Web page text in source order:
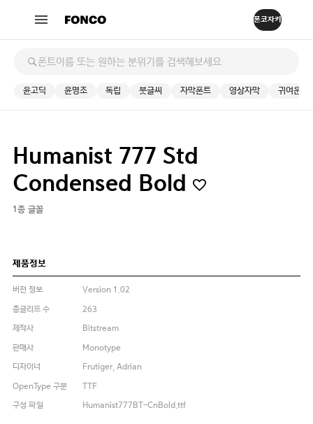
윤고딕 윤명조 독립 붓글씨 자막폰트 영상자막 귀여운
Humanist 777 Std
Condensed Bold
1종 글꼴
제품정보
버전 정보
Version 1.02
총글리프 수
263
제작사
Bitstream
판매사
Monotype
디자이너
Frutiger, Adrian
OpenType 구분
TTF
구성 파일
Humanist777BT-CnBold.ttf